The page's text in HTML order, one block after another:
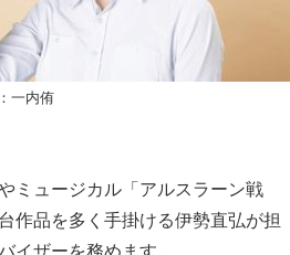
一内侑
ミュージカル「アルスラーン戦
作品を多く手掛ける伊勢直弘が担
イザーを務めます。